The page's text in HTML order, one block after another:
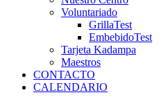
Voluntariado
GrillaTest
EmbebidoTest
Tarjeta Kadampa
Maestros
CONTACTO
CALENDARIO